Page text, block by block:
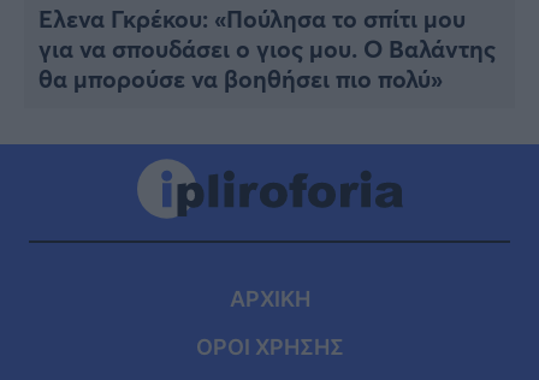
Έλενα Γκρέκου: «Πούλησα το σπίτι μου
για να σπουδάσει ο γιος μου. Ο Βαλάντης
θα μπορούσε να βοηθήσει πιο πολύ»
ΑΡΧΙΚΗ
ΟΡΟΙ ΧΡΗΣΗΣ